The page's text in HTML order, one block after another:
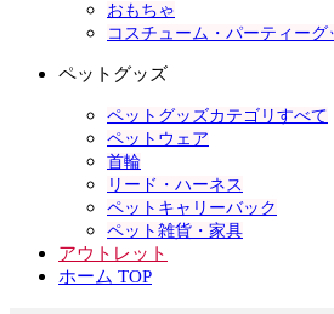
おもちゃ
コスチューム・パーティーグ
ペットグッズ
ペットグッズカテゴリすべて
ペットウェア
首輪
リード・ハーネス
ペットキャリーバック
ペット雑貨・家具
アウトレット
ホーム TOP